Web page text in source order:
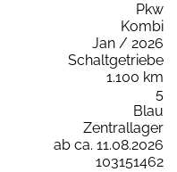
Pkw
Kombi
Jan / 2026
Schaltgetriebe
1.100 km
5
Blau
Zentrallager
ab ca. 11.08.2026
103151462